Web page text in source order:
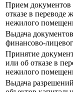
Прием документов
отказе в переводе
нежилого
Выдача
финансово-
Принятие
или об отказе в
нежилого
Выдача